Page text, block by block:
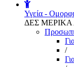
Υγεία -
ΔΕΣ
/